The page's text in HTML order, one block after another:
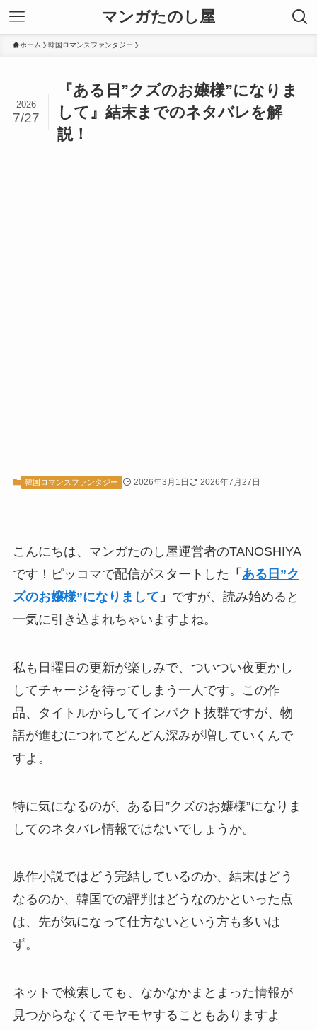
マンガたのし屋
ホーム 韓国ロマンスファンタジー
『ある日”クズのお嬢様”になりま
して』結末までのネタバレを解
説！
2026
7/27
韓国ロマンスファンタジー 2026年3月1日 2026年7月27日
こんにちは、マンガたのし屋運営者のTANOSHIYA
です！ピッコマで配信がスタートした 「 ある日”ク
ズのお嬢様”になりまして 」 ですが、読み始めると
一気に引き込まれちゃいますよね。
私も日曜日の更新が楽しみで、ついつい夜更かし
してチャージを待ってしまう一人です。この作
品、タイトルからしてインパクト抜群ですが、物
語が進むにつれてどんどん深みが増していくんで
すよ。
特に気になるのが、ある日”クズのお嬢様”になりま
してのネタバレ情報ではないでしょうか。
原作小説ではどう完結しているのか、結末はどう
なるのか、韓国での評判はどうなのかといった点
は、先が気になって仕方ないという方も多いは
ず。
ネットで検索しても、なかなかまとまった情報が
見つからなくてモヤモヤすることもありますよ